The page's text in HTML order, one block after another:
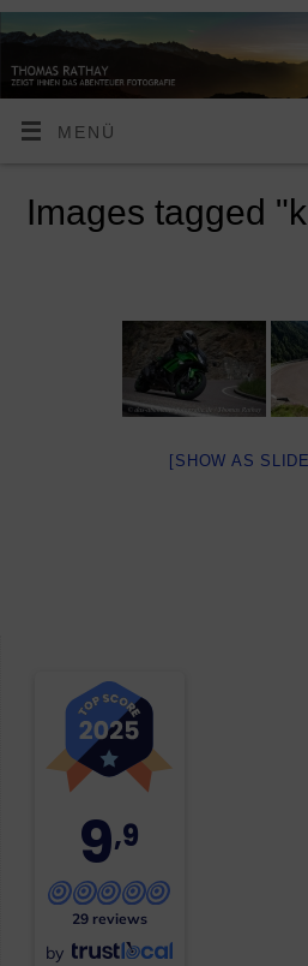
MENÜ
Images tagged
[SHOW AS
9,9
29 reviews
by